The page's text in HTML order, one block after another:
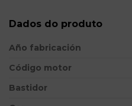
Dados do produto
Año fabricación
Código motor
Bastidor